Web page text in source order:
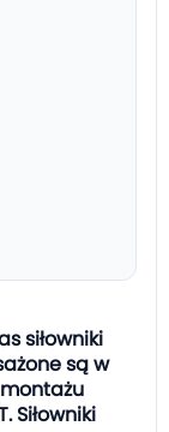
siłowniki
są w
Siłowniki